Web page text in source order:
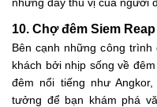
10. Chợ đêm Siem Reap
Bên cạnh những công
khách bởi nhịp sống về
đêm nổi tiếng như
tưởng để bạn khám phá